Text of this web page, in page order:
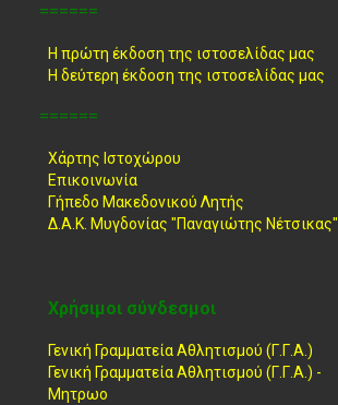
======
Η πρώτη έκδοση της ιστοσελίδας μας
Η δεύτερη έκδοση της ιστοσελίδας μας
======
Χάρτης Ιστοχώρου
Επικοινωνία
Γήπεδο Μακεδονικού Λητής
Δ.Α.Κ. Μυγδονίας "Παναγιώτης Νέτσικας"
Χρήσιμοι σύνδεσμοι
Γενική Γραμματεία Αθλητισμού (Γ.Γ.Α.)
Γενική Γραμματεία Αθλητισμού (Γ.Γ.Α.) -
Μητρωο